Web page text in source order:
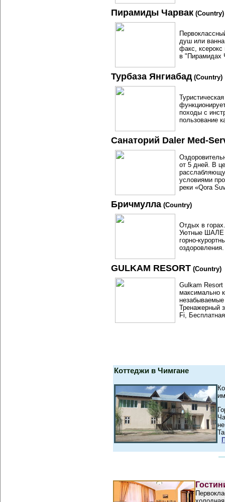
Пирамиды Чарвак (Country)
душ или
факс,
в "Пирамидах
Турбаза Янгиабад (Country)
походы с
пользование
Санаторий Daler Med-
от 5 дней. В
условиями
реки «Qora
Бричмулла (Country)
Отдых в
Уютные ШАЛЕ
горно-
оздоровления.
GULKAM RESORT (Country)
Gulkam
максимально
Тренажерный
Fi,
Коттеджи в Чимгане